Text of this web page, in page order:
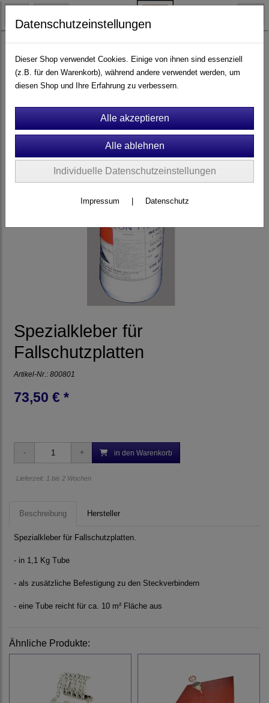
Kleinteile & Montagezubehör
Spezialkleber für
Fallschutzplatten
Artikel-Nr.: 800801
73,50 € *
in den Warenkorb
Lieferzeit: 1 bis 2 Wochen
Beschreibung Hersteller
Spezialkleber für Fallschutzplatten.
- in 1,1 Kg Tube
- als zusätzliche Befestigung zu den Steckverbindern
- eine Tube reicht für ca. 10 m² Fläche aus
Ähnliche Produkte:
Datenschutzeinstellungen
Dieser Shop verwendet Cookies. Einige von ihnen sind essenziell
(z.B. für den Warenkorb), während andere verwendet werden, um
diesen Shop und Ihre Erfahrung zu verbessern.
Individuelle Datenschutzeinstellungen
Impressum Datenschutz